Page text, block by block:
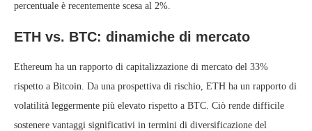
percentuale è recentemente scesa al 2%.
ETH vs. BTC: dinamiche di mercato
Ethereum ha un rapporto di capitalizzazione di mercato del 33%
rispetto a Bitcoin. Da una prospettiva di rischio, ETH ha un rapporto di
volatilità leggermente più elevato rispetto a BTC. Ciò rende difficile
sostenere vantaggi significativi in termini di diversificazione del